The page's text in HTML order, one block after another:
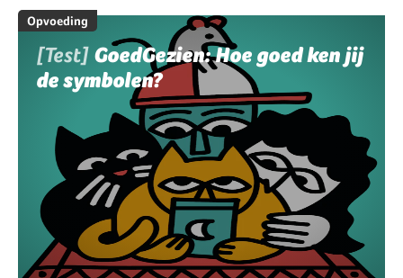
Opvoeding
[Test] GoedGezien: Hoe goed ken jij
de symbolen?